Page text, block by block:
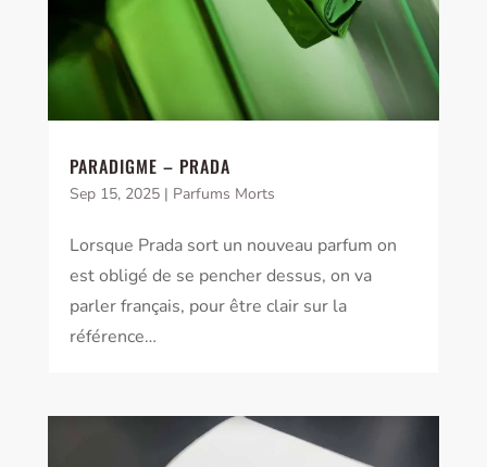
PARADIGME – PRADA
Sep 15, 2025| Parfums Morts
Lorsque Prada sort un nouveau parfum on
est obligé de se pencher dessus, on va
parler français, pour être clair sur la
référence…